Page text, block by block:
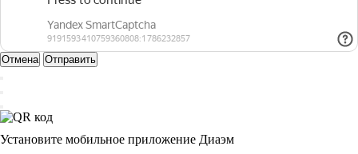
Отмена Отправить
Установите мобильное приложение Диаэм